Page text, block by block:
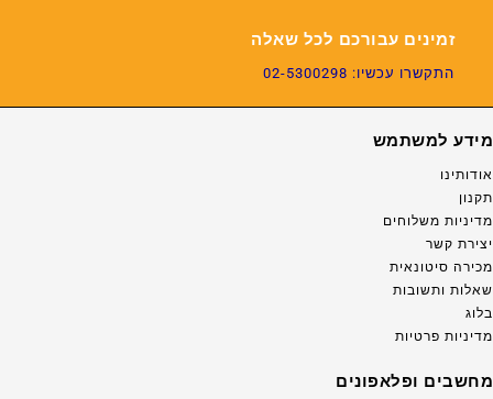
זמינים עבורכם לכל שאלה
התקשרו עכשיו: 02-5300298
מידע למשתמש
אודותינו
תקנון
מדיניות משלוחים
יצירת קשר
מכירה סיטונאית
שאלות ותשובות
בלוג
מדיניות פרטיות
מחשבים ופלאפונים